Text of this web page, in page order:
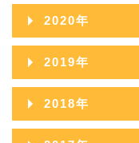
2026年02月
2026年01月
2025年07月
2025年06月
2025年05月
2024年08月
2024年07月
2024年06月
2024年05月
2023年09月
2023年08月
2023年07月
2023年06月
2022年11月
2022年10月
2022年09月
2022年08月
2022年07月
2021年12月
2021年11月
2021年10月
2021年09月
2020年
2020年12月
2020年11月
2020年10月
2019年
2019年12月
2019年11月
2018年
2018年12月